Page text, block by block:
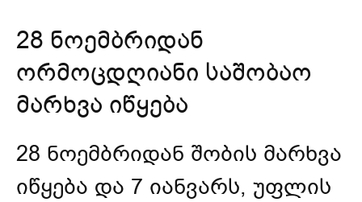
28 ნოემბრიდან
ორმოცდღიანი საშობაო
მარხვა იწყება
28 ნოემბრიდან შობის მარხვა
იწყება და 7 იანვარს, უფლის